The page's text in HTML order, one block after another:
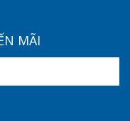
MÃI